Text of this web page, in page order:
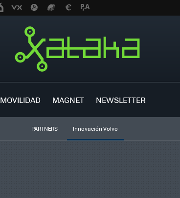
MOVILIDAD MAGNET NEWSLETTER
PARTNERS Innovación Volvo